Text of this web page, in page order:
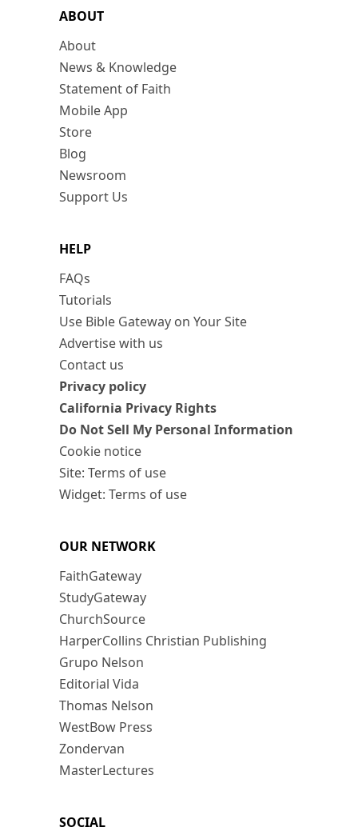
ABOUT
About
News & Knowledge
Statement of Faith
Mobile App
Store
Blog
Newsroom
Support Us
HELP
FAQs
Tutorials
Use Bible Gateway on Your Site
Advertise with us
Contact us
Privacy policy
California Privacy Rights
Do Not Sell My Personal Information
Cookie notice
Site: Terms of use
Widget: Terms of use
OUR NETWORK
FaithGateway
StudyGateway
ChurchSource
HarperCollins Christian Publishing
Grupo Nelson
Editorial Vida
Thomas Nelson
WestBow Press
Zondervan
MasterLectures
SOCIAL